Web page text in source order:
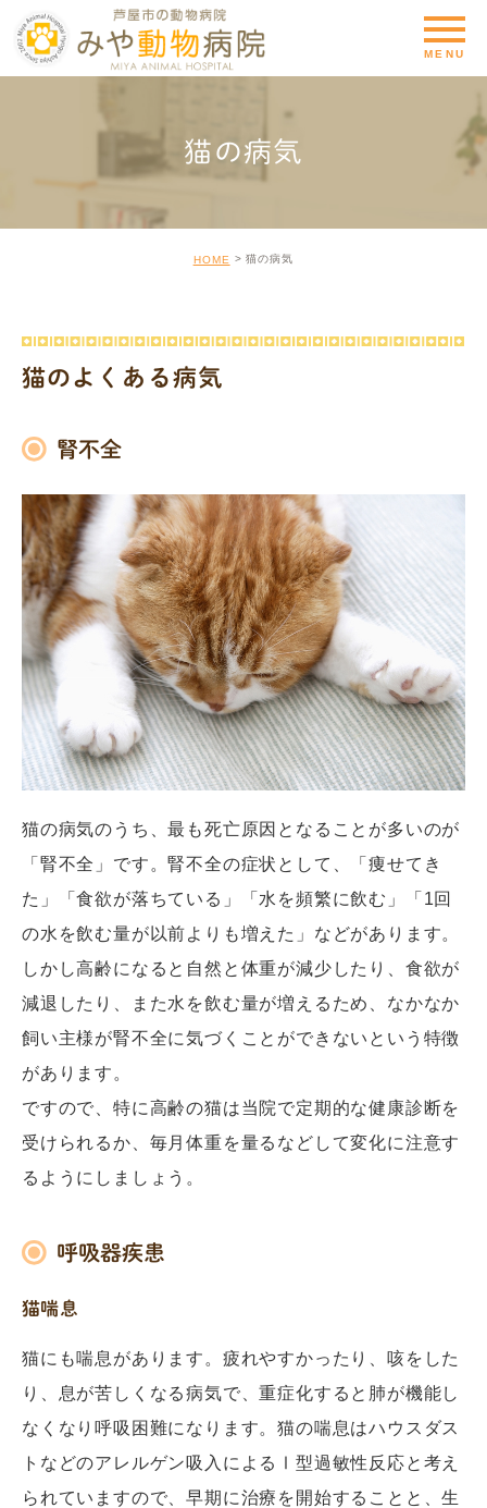
猫の病気
HOME 猫の病気
猫のよくある病気
腎不全
猫の病気のうち、最も死亡原因となることが多いのが
「腎不全」です。腎不全の症状として、「痩せてき
た」「食欲が落ちている」「水を頻繁に飲む」「1回
の水を飲む量が以前よりも増えた」などがあります。
しかし高齢になると自然と体重が減少したり、食欲が
減退したり、また水を飲む量が増えるため、なかなか
飼い主様が腎不全に気づくことができないという特徴
があります。
ですので、特に高齢の猫は当院で定期的な健康診断を
受けられるか、毎月体重を量るなどして変化に注意す
るようにしましょう。
呼吸器疾患
猫喘息
猫にも喘息があります。疲れやすかったり、咳をした
り、息が苦しくなる病気で、重症化すると肺が機能し
なくなり呼吸困難になります。猫の喘息はハウスダス
トなどのアレルゲン吸入によるⅠ型過敏性反応と考え
られていますので、早期に治療を開始することと、生